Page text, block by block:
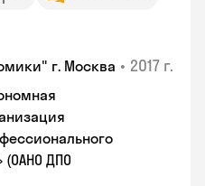
г. Москва • 2017 г.
(ОАНО ДПО